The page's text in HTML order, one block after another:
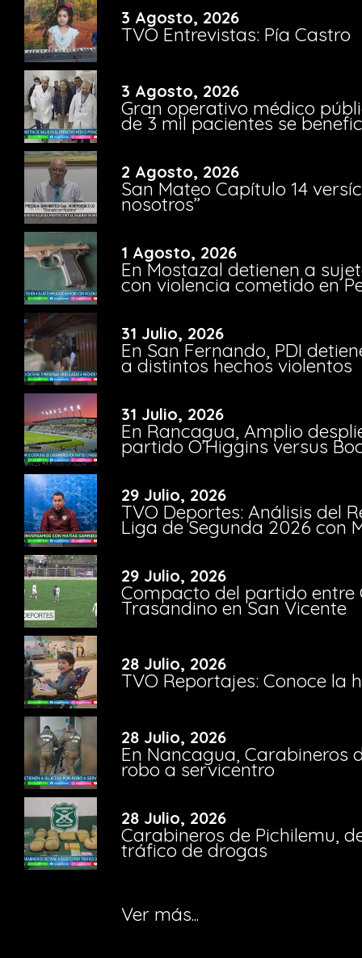
3 Agosto, 2026
TVO Entrevistas: Pía Castro
3 Agosto, 2026
Gran operativo médico
de 3 mil pacientes se
2 Agosto, 2026
San Mateo Capítulo 14
nosotros”
1 Agosto, 2026
En Mostazal detienen a
con violencia cometido en
31 Julio, 2026
En San Fernando, PDI
a distintos hechos violentos
31 Julio, 2026
En Rancagua, Amplio
partido O’Higgins versus
29 Julio, 2026
TVO Deportes: Análisis del
Liga de Segunda 2026 con
29 Julio, 2026
Compacto del partido entre
Trasandino en San Vicente
28 Julio, 2026
TVO Reportajes: Conoce la
28 Julio, 2026
En Nancagua, Carabineros
robo a servicentro
28 Julio, 2026
Carabineros de Pichilemu,
tráfico de drogas
Ver más...